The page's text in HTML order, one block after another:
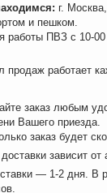
г.
и пешком.
работы ПВЗ с 10-00
продаж работает
заказ любым
Вашего приезда.
заказ будет
зависит
— 1-2 дня. В